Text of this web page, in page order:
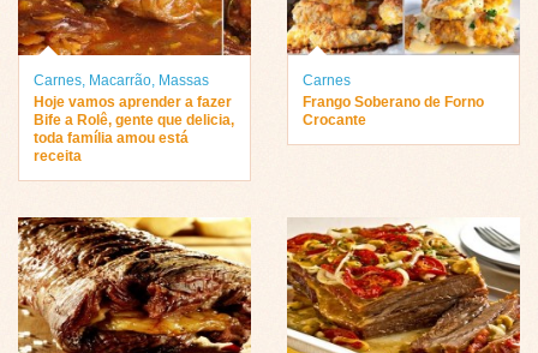
Carnes, Macarrão, Massas
Hoje vamos aprender a fazer
Bife a Rolê, gente que delicia,
toda família amou está
receita
Carnes
Frango Soberano de Forno
Crocante